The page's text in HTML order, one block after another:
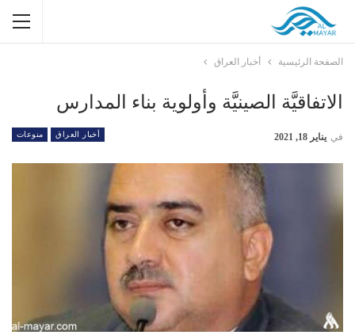
الصفحة الرئيسية أخبار العراق
الاتفاقيَّة الصينيَّة وأولوية بناء المدارس
أخبار العراق منوعات في يناير 18, 2021